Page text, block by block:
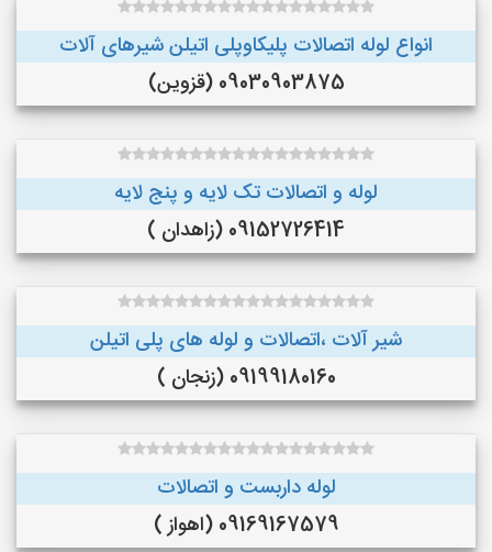
انواع لوله اتصالات پلیکاوپلی اتیلن ‌شیرهای آلات
09030903875 (قزوین)
لوله و اتصالات تک لایه و پنج لایه
09152726414 (زاهدان )
شیر آلات ،اتصالات و لوله های پلی اتیلن
09199180160 (زنجان )
لوله داربست و اتصالات
09169167579 (اهواز )